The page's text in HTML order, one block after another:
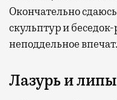
Окончательно
скульптур и
неподдельное
Лазурь и липы